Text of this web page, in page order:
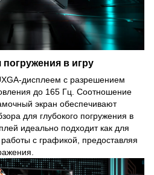
в игру
дисплеем с разрешением
до 165 Гц. Соотношение
экран обеспечивают
для глубокого погружения в
идеально подходит как для
с графикой, предоставляя